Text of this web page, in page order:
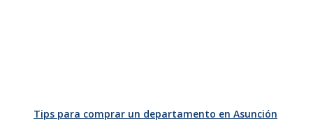
Tips para comprar un departamento en Asunción